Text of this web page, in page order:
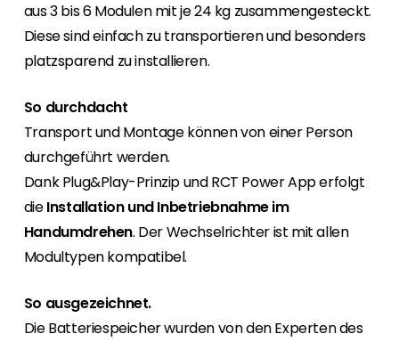
aus 3 bis 6 Modulen mit je 24 kg zusammengesteckt.
Diese sind einfach zu transportieren und besonders
platzsparend zu installieren.
So durchdacht
Transport und Montage können von einer Person
durchgeführt werden.
Dank Plug&Play-Prinzip und RCT Power App erfolgt
dieInstallation und Inbetriebnahme im
Handumdrehen. Der Wechselrichter ist mit allen
Modultypen kompatibel.
So ausgezeichnet.
Die Batteriespeicher wurden von den Experten des